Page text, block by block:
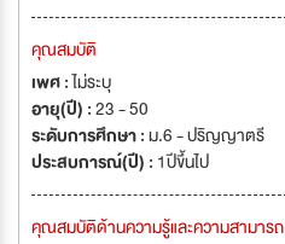
คุณสมบัติ
เพศ :ไม่ระบุ
อายุ(ปี) :23 - 50
ระดับการศึกษา :ม.6 - ปริญญาตรี
ประสบการณ์(ปี) : 1ปีขึ้นไป
คุณสมบัติด้านความรู้และความสามารถ